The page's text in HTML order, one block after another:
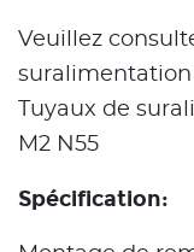
Veuillez
Tuyaux de
M2 N55
Spécification: